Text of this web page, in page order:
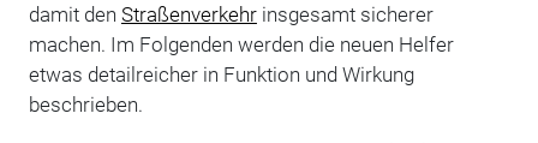
damit den Straßenverkehrinsgesamt sicherer
machen. Im Folgenden werden die neuen Helfer
etwas detailreicher in Funktion und Wirkung
beschrieben.